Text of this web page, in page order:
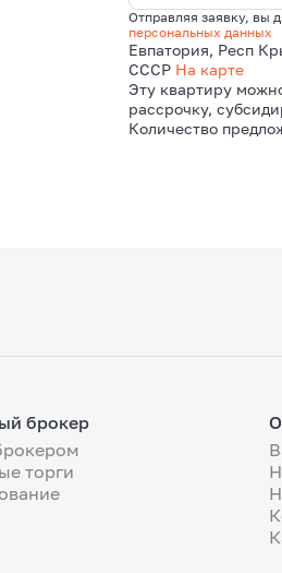
Отправляя заявку, вы
персональных данных
Евпатория, Респ
СССР На карте
Эту квартиру
рассрочку,
Количество
брокер
торги